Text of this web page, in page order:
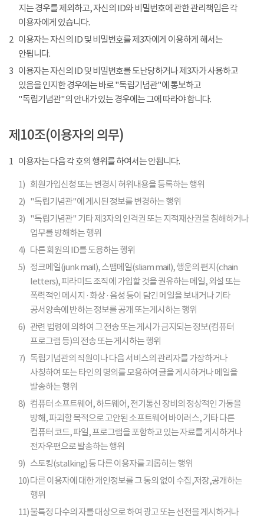
지는 경우를 제외하고, 자신의 ID와 비밀번호에 관한 관리책임은 각
이용자에게 있습니다.
2 이용자는 자신의 ID 및 비밀번호를 제3자에게 이용하게 해서는
안됩니다.
3 이용자는 자신의 ID 및 비밀번호를 도난당하거나 제3자가 사용하고
있음을 인지한 경우에는 바로 "독립기념관"에 통보하고
"독립기념관"의 안내가 있는 경우에는 그에 따라야 합니다.
제10조(이용자의 의무)
1 이용자는 다음 각 호의 행위를 하여서는 안됩니다.
1) 회원가입신청 또는 변경시 허위내용을 등록하는 행위
2) "독립기념관"에 게시된 정보를 변경하는 행위
3) "독립기념관" 기타 제3자의 인격권 또는 지적재산권을 침해하거나
업무를 방해하는 행위
4) 다른 회원의 ID를 도용하는 행위
5) 정크메일(junk mail), 스팸메일(sliam mail), 행운의 편지(chain
letters), 피라미드 조직에 가입할 것을 권유하는 메일, 외설 또는
폭력적인 메시지 · 화상 · 음성 등이 담긴 메일을 보내거나 기타
공서양속에 반하는 정보를 공개 또는게시하는 행위
6) 관련 법령에 의하여 그 전송 또는 게시가 금지되는 정보(컴퓨터
프로그램 등)의 전송 또는 게시하는 행위
7) 독립기념관의 직원이나 다음 서비스의 관리자를 가장하거나
사칭하여 또는 타인의 명의를 모용하여 글을 게시하거나 메일을
발송하는 행위
8) 컴퓨터 소프트웨어, 하드웨어, 전기통신 장비의 정상적인 가동을
방해, 파괴할 목적으로 고안된 소프트웨어 바이러스, 기타 다른
컴퓨터 코드, 파일, 프로그램을 포함하고 있는 자료를 게시하거나
전자우편으로 발송하는 행위
9) 스토킹(stalking) 등 다른 이용자를 괴롭히는 행위
10)다른 이용자에 대한 개인정보를 그 동의 없이 수집,저장,공개하는
행위
11)불특정 다수의 자를 대상으로 하여 광고 또는 선전을 게시하거나